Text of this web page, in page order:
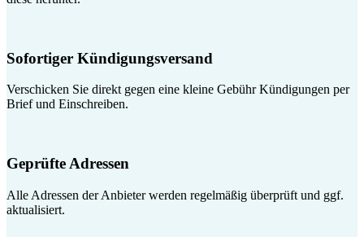
Sofortiger Kündigungsversand
Verschicken Sie direkt gegen eine kleine Gebühr Kündigungen per
Brief und Einschreiben.
Geprüfte Adressen
Alle Adressen der Anbieter werden regelmäßig überprüft und ggf.
aktualisiert.